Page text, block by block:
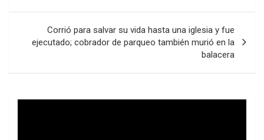
entradas
Corrió para salvar su vida hasta una iglesia y fue
ejecutado; cobrador de parqueo también murió en la
balacera